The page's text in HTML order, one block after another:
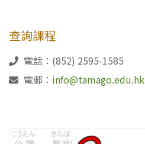
查詢課程
電話：(852) 2595-1585
電郵： info@tamago.edu.hk